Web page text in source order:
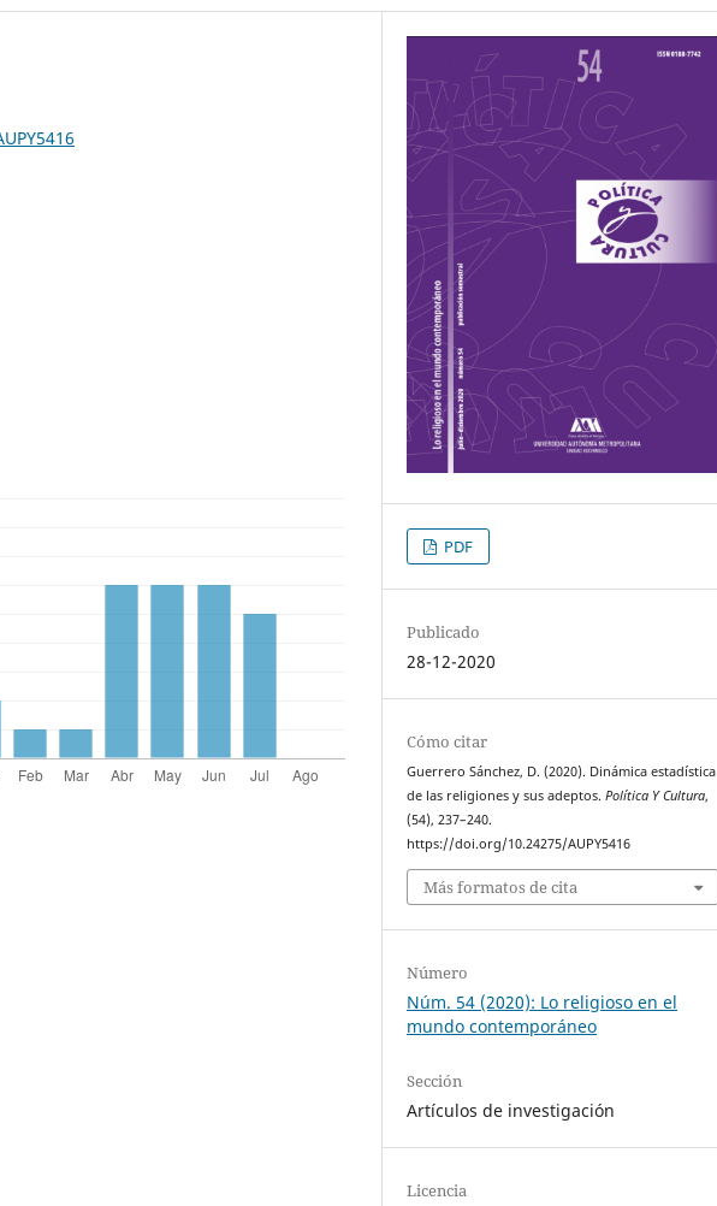
PDF
Publicado
28-12-2020
Cómo citar
Guerrero Sánchez, D. (2020). Dinámica estadística
de las religiones y sus adeptos.Política Y Cultura,
(54), 237–240.
https://doi.org/10.24275/AUPY5416
Más formatos de cita
Número
Núm. 54 (2020): Lo religioso en el
mundo contemporáneo
Sección
Artículos de investigación
Licencia